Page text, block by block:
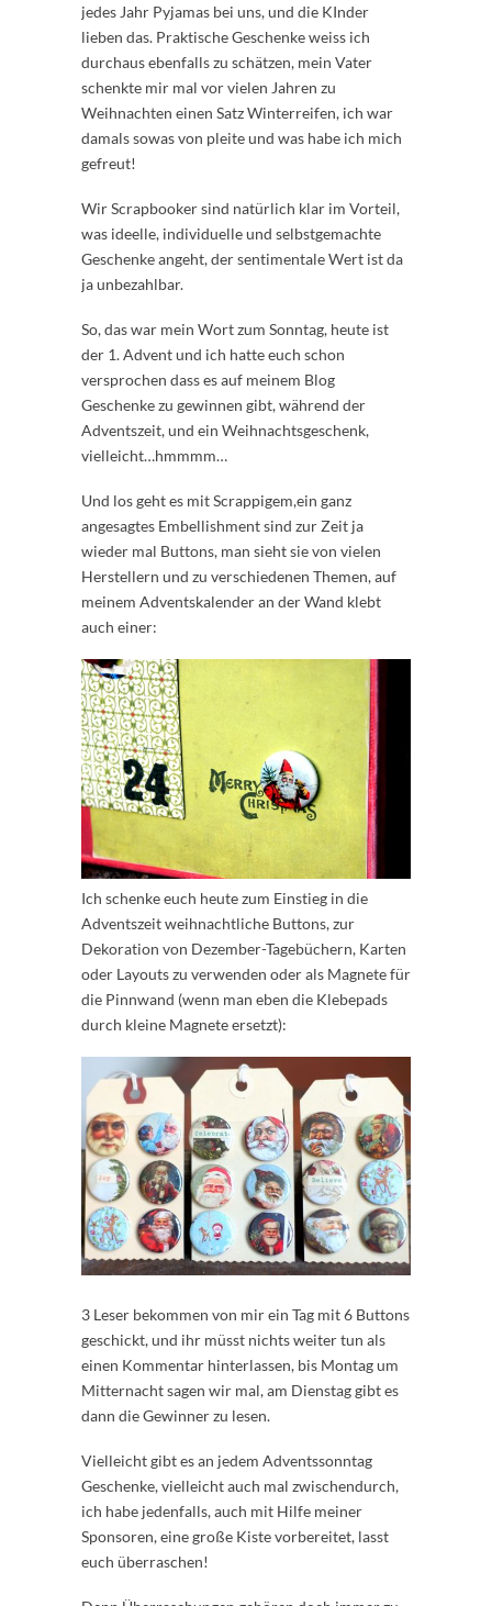
jedes Jahr Pyjamas bei uns, und die KInder
lieben das. Praktische Geschenke weiss ich
durchaus ebenfalls zu schätzen, mein Vater
schenkte mir mal vor vielen Jahren zu
Weihnachten einen Satz Winterreifen, ich war
damals sowas von pleite und was habe ich mich
gefreut!
Wir Scrapbooker sind natürlich klar im Vorteil,
was ideelle, individuelle und selbstgemachte
Geschenke angeht, der sentimentale Wert ist da
ja unbezahlbar.
So, das war mein Wort zum Sonntag, heute ist
der 1. Advent und ich hatte euch schon
versprochen dass es auf meinem Blog
Geschenke zu gewinnen gibt, während der
Adventszeit, und ein Weihnachtsgeschenk,
vielleicht…hmmmm…
Und los geht es mit Scrappigem,ein ganz
angesagtes Embellishment sind zur Zeit ja
wieder mal Buttons, man sieht sie von vielen
Herstellern und zu verschiedenen Themen, auf
meinem Adventskalender an der Wand klebt
auch einer:
Ich schenke euch heute zum Einstieg in die
Adventszeit weihnachtliche Buttons, zur
Dekoration von Dezember-Tagebüchern, Karten
oder Layouts zu verwenden oder als Magnete für
die Pinnwand (wenn man eben die Klebepads
durch kleine Magnete ersetzt):
3 Leser bekommen von mir ein Tag mit 6 Buttons
geschickt, und ihr müsst nichts weiter tun als
einen Kommentar hinterlassen, bis Montag um
Mitternacht sagen wir mal, am Dienstag gibt es
dann die Gewinner zu lesen.
Vielleicht gibt es an jedem Adventssonntag
Geschenke, vielleicht auch mal zwischendurch,
ich habe jedenfalls, auch mit Hilfe meiner
Sponsoren, eine große Kiste vorbereitet, lasst
euch überraschen!